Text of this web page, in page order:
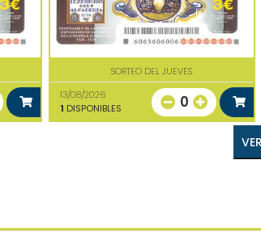
SORTEO DEL JUEVES
13/08/2026
1 DISPONIBLES 0